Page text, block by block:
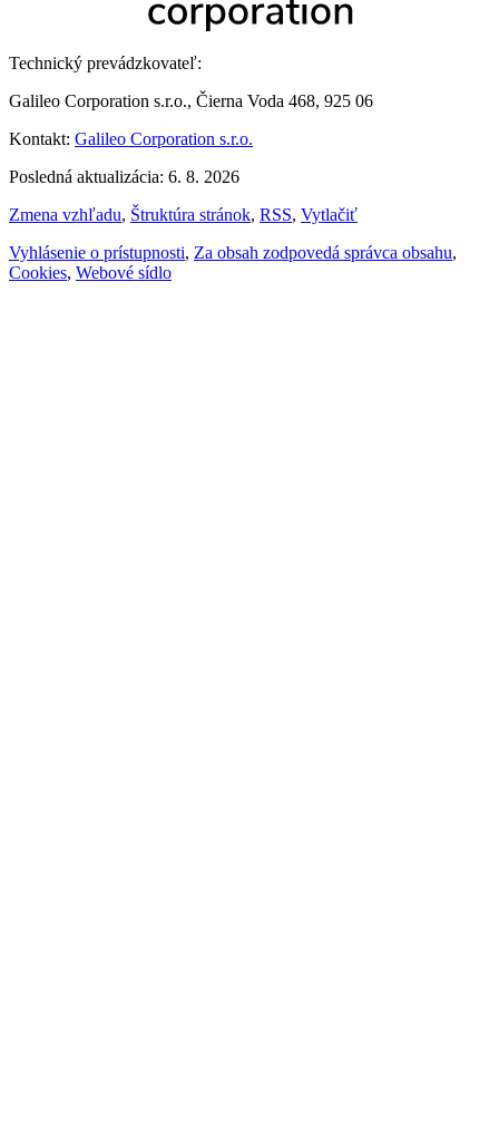
Technický prevádzkovateľ:
Galileo Corporation s.r.o., Čierna Voda 468, 925 06
Kontakt: Galileo Corporation s.r.o.
Posledná aktualizácia: 6. 8. 2026
Zmena vzhľadu, Štruktúra stránok, RSS, Vytlačiť
Vyhlásenie o prístupnosti, Za obsah zodpovedá správca obsahu,
Cookies, Webové sídlo